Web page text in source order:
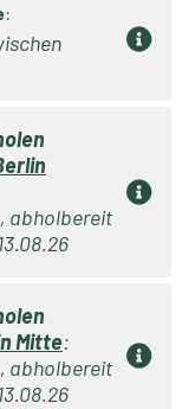
:
abholbereit
Mitte:
abholbereit